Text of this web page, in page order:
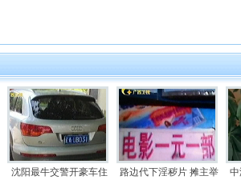
沈阳最牛交警开豪车住
路边代下淫秽片 摊主举